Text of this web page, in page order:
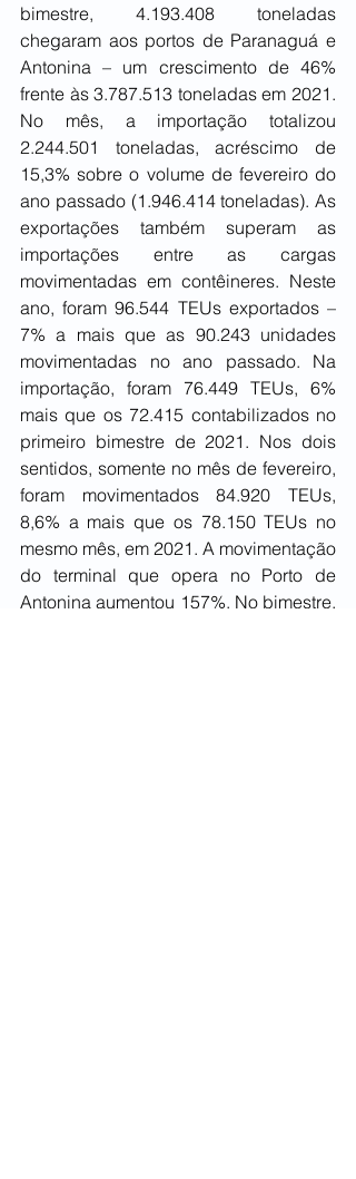
bimestre, 4.193.408 toneladas
chegaram aos portos de Paranaguá e
Antonina – um crescimento de 46%
frente às 3.787.513 toneladas em 2021.
No mês, a importação totalizou
2.244.501 toneladas, acréscimo de
15,3% sobre o volume de fevereiro do
ano passado (1.946.414 toneladas). As
exportações também superam as
importações entre as cargas
movimentadas em contêineres. Neste
ano, foram 96.544 TEUs exportados –
7% a mais que as 90.243 unidades
movimentadas no ano passado. Na
importação, foram 76.449 TEUs, 6%
mais que os 72.415 contabilizados no
primeiro bimestre de 2021. Nos dois
sentidos, somente no mês de fevereiro,
foram movimentados 84.920 TEUs,
8,6% a mais que os 78.150 TEUs no
mesmo mês, em 2021. A movimentação
do terminal que opera no Porto de
Antonina aumentou 157%. No bimestre,